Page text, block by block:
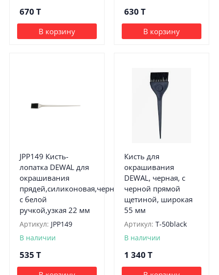
670 T
В корзину
630 T
В корзину
JPP149 Кисть-
лопатка DEWAL для
окрашивания
прядей,силиконовая,черная
с белой
ручкой,узкая 22 мм
Артикул: JPP149
В наличии
535 T
Кисть для
окрашивания
DEWAL, черная, с
черной прямой
щетиной, широкая
55 мм
Артикул: T-50black
В наличии
1 340 T